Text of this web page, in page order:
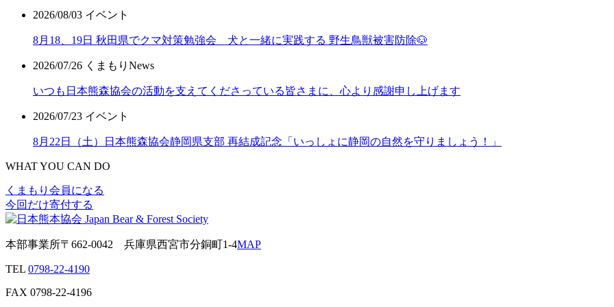
2026/08/03 イベント
8月18、19日 秋田県でクマ対策勉強会 犬と一緒に実践する 野生鳥獣被害防除🐶
2026/07/26 くまもりNews
いつも日本熊森協会の活動を支えてくださっている皆さまに、心より感謝申し上げます
2026/07/23 イベント
8月22日（土）日本熊森協会静岡県支部 再結成記念「いっしょに静岡の自然を守りましょう！」
WHAT YOU CAN DO
くまもり会員になる
今回だけ寄付する
本部事業所〒662-0042 兵庫県西宮市分銅町1-4MAP
TEL 0798-22-4190
FAX 0798-22-4196